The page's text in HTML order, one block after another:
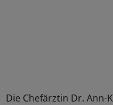
Die Chefärztin Dr.